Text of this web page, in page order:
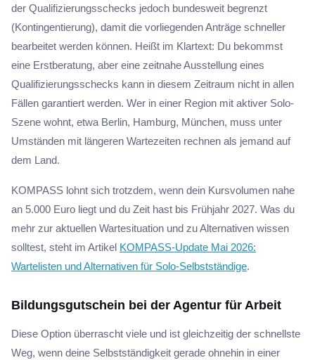
der Qualifizierungsschecks jedoch bundesweit begrenzt
(Kontingentierung), damit die vorliegenden Anträge schneller
bearbeitet werden können. Heißt im Klartext: Du bekommst
eine Erstberatung, aber eine zeitnahe Ausstellung eines
Qualifizierungsschecks kann in diesem Zeitraum nicht in allen
Fällen garantiert werden. Wer in einer Region mit aktiver Solo-
Szene wohnt, etwa Berlin, Hamburg, München, muss unter
Umständen mit längeren Wartezeiten rechnen als jemand auf
dem Land.
KOMPASS lohnt sich trotzdem, wenn dein Kursvolumen nahe
an 5.000 Euro liegt und du Zeit hast bis Frühjahr 2027. Was du
mehr zur aktuellen Wartesituation und zu Alternativen wissen
solltest, steht im Artikel KOMPASS-Update Mai 2026:
Wartelisten und Alternativen für Solo-Selbstständige.
Bildungsgutschein bei der Agentur für Arbeit
Diese Option überrascht viele und ist gleichzeitig der schnellste
Weg, wenn deine Selbstständigkeit gerade ohnehin in einer